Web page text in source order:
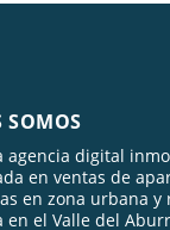
SOMOS
agencia digital
en ventas de
en zona urbana
en el Valle del